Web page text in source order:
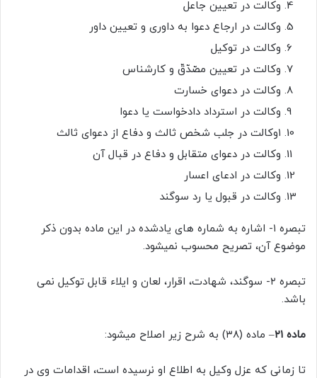
وکالت در تعیین جاعل
وکالت در ارجاع دعوا به داوری و تعیین داور
وکالت در توکیل
وکالت در تعیین مصّدّقّ و کارشناس
وکالت در دعوای خسارت
وکالت در استرداد دادخواست یا دعوا
۱وکالت در جلب شخص ثالث و دفاع از دعوای ثالث
وکالت در دعوای متقابل و دفاع در قبال آن
وکالت در ادعای اعسار
وکالت در قبول یا رد سوگند
تبصره ۱- اشاره به شماره های یادشده در این ماده بدون ذکر
موضوع آن، تصریح محسوب نمیشود.
تبصره ۲- سوگند، شهادت، اقرار، لعان و ایلاء قابل توکیل نمی
باشد.
ماده ۲۱ – ماده (۳۸) به شرح زیر اصلاح میشود:
تا زمانی که عزل وکیل به اطلاع او نرسیده است، اقدامات وی در